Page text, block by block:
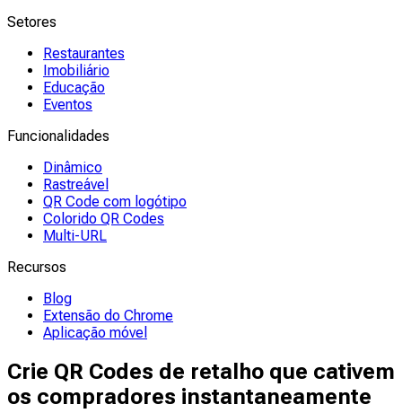
Setores
Restaurantes
Imobiliário
Educação
Eventos
Funcionalidades
Dinâmico
Rastreável
QR Code com logótipo
Colorido QR Codes
Multi-URL
Recursos
Blog
Extensão do Chrome
Aplicação móvel
Crie QR Codes de retalho que cativem
os compradores instantaneamente